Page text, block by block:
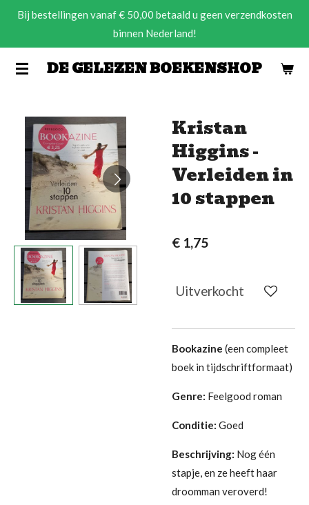
Ga
de
DE GELEZEN BOEKENSHOP
Bij bestellingen vanaf € 50,00 betaald u geen verzendkosten
binnen Nederland!
Kristan
Higgins -
Verleiden in
10 stappen
€ 1,75
Uitverkocht
Bookazine (een compleet
boek in tijdschriftformaat)
Genre: Feelgood roman
Conditie: Goed
Beschrijving: Nog één
stapje, en ze heeft haar
droomman veroverd!